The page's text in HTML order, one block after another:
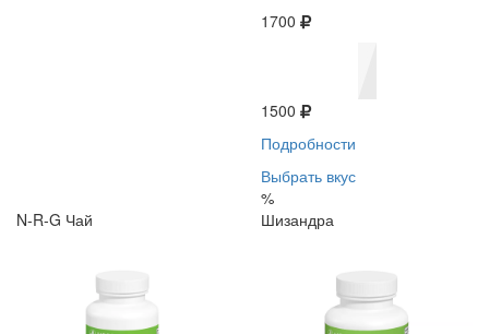
1700
1500
Подробности
Выбрать вкус
%
N-R-G Чай
Шизандра